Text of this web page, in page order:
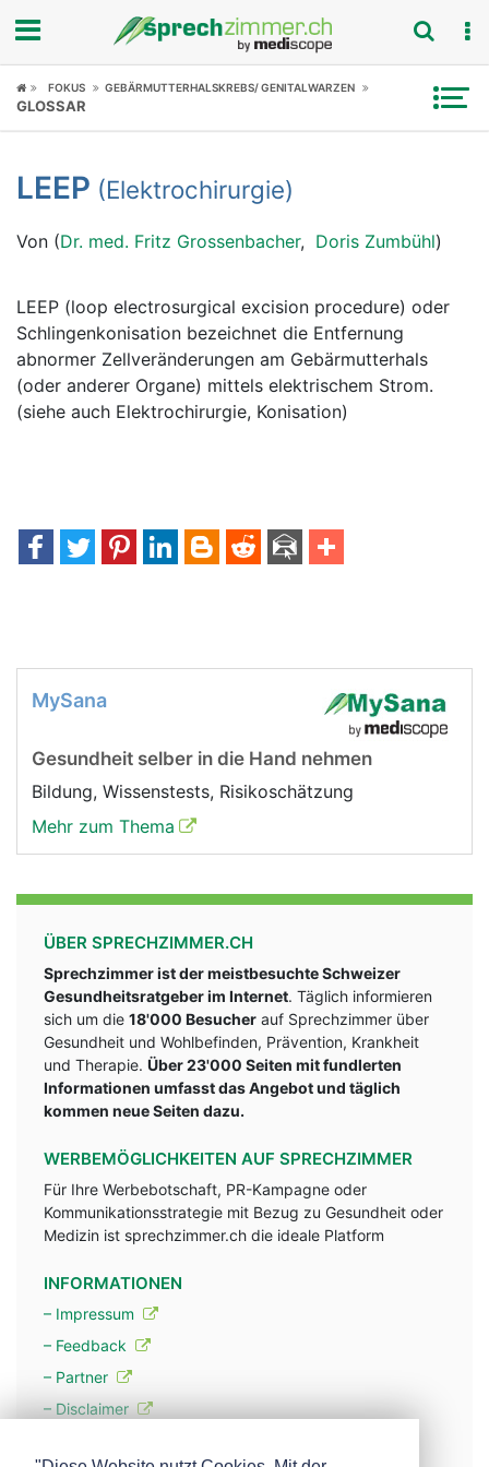
Fokus
Symptome
Untersuchungen
News
Ratgeber
Rubriken
FOKUS GEBÄRMUTTERHALSKREBS/ GENITALWARZEN
GLOSSAR
LEEP (Elektrochirurgie)
Von (Dr. med. Fritz Grossenbacher, Doris Zumbühl)
LEEP (loop electrosurgical excision procedure) oder
Schlingenkonisation bezeichnet die Entfernung
abnormer Zellveränderungen am Gebärmutterhals
(oder anderer Organe) mittels elektrischem Strom.
(siehe auch Elektrochirurgie, Konisation)
MySana
Gesundheit selber in die Hand nehmen
Bildung, Wissenstests, Risikoschätzung
Mehr zum Thema
ÜBER SPRECHZIMMER.CH
Sprechzimmer ist der meistbesuchte Schweizer
Gesundheitsratgeber im Internet. Täglich informieren
sich um die 18'000 Besucher auf Sprechzimmer über
Gesundheit und Wohlbefinden, Prävention, Krankheit
und Therapie. Über 23'000 Seiten mit fundlerten
Informationen umfasst das Angebot und täglich
kommen neue Seiten dazu.
WERBEMÖGLICHKEITEN AUF SPRECHZIMMER
Für Ihre Werbebotschaft, PR-Kampagne oder
Kommunikationsstrategie mit Bezug zu Gesundheit oder
Medizin ist sprechzimmer.ch die ideale Platform
INFORMATIONEN
– Impressum
– Feedback
– Partner
– Disclaimer